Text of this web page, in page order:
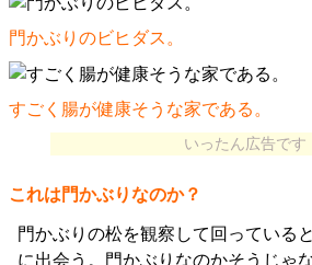
門かぶりのビヒダス。
すごく腸が健康そうな家である。
いったん広告です
これは門かぶりなのか？
門かぶりの松を観察して回っている
に出会う。門かぶりなのかそうじゃ